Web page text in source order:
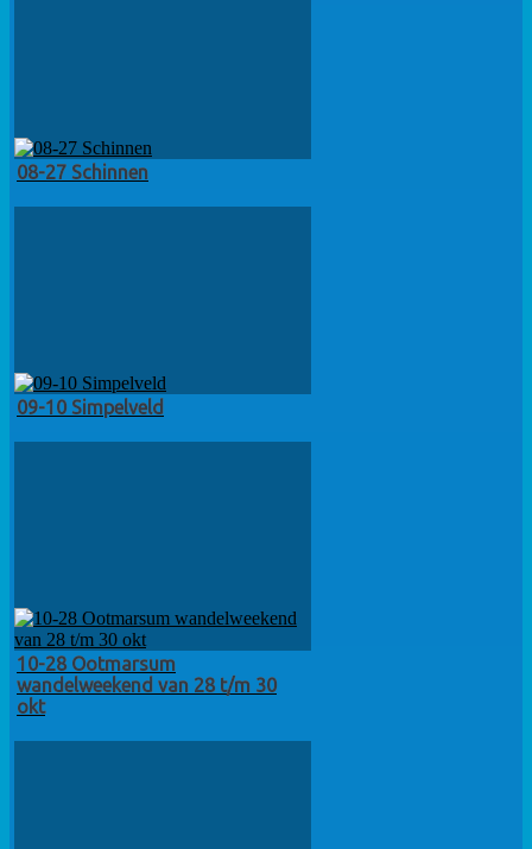
08-27 Schinnen
09-10 Simpelveld
10-28 Ootmarsum
wandelweekend van 28 t/m 30
okt